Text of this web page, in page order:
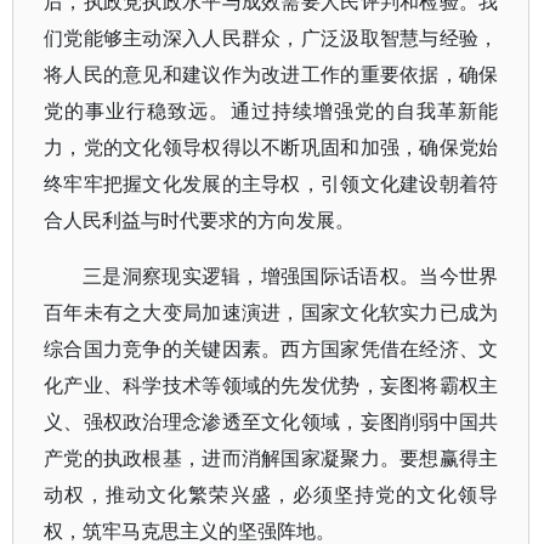
们党能够主动深入人民群众，广泛汲取智慧与经验，
将人民的意见和建议作为改进工作的重要依据，确保
党的事业行稳致远。通过持续增强党的自我革新能
力，党的文化领导权得以不断巩固和加强，确保党始
终牢牢把握文化发展的主导权，引领文化建设朝着符
合人民利益与时代要求的方向发展。
三是洞察现实逻辑，增强国际话语权。当今世界
百年未有之大变局加速演进，国家文化软实力已成为
综合国力竞争的关键因素。西方国家凭借在经济、文
化产业、科学技术等领域的先发优势，妄图将霸权主
义、强权政治理念渗透至文化领域，妄图削弱中国共
产党的执政根基，进而消解国家凝聚力。要想赢得主
动权，推动文化繁荣兴盛，必须坚持党的文化领导
权，筑牢马克思主义的坚强阵地。